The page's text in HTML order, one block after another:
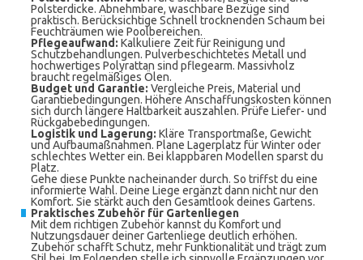
Polsterdicke. Abnehmbare, waschbare Bezüge sind
praktisch. Berücksichtige Schnell trocknenden Schaum bei
Feuchträumen wie Poolbereichen.
Pflegeaufwand: Kalkuliere Zeit für Reinigung und
Schutzbehandlungen. Pulverbeschichtetes Metall und
hochwertiges Polyrattan sind pflegearm. Massivholz
braucht regelmäßiges Ölen.
Budget und Garantie: Vergleiche Preis, Material und
Garantiebedingungen. Höhere Anschaffungskosten können
sich durch längere Haltbarkeit auszahlen. Prüfe Liefer- und
Rückgabebedingungen.
Logistik und Lagerung: Kläre Transportmaße, Gewicht
und Aufbaumaßnahmen. Plane Lagerplatz für Winter oder
schlechtes Wetter ein. Bei klappbaren Modellen sparst du
Platz.
Gehe diese Punkte nacheinander durch. So triffst du eine
informierte Wahl. Deine Liege ergänzt dann nicht nur den
Komfort. Sie stärkt auch den Gesamtlook deines Gartens.
Praktisches Zubehör für Gartenliegen
Mit dem richtigen Zubehör kannst du Komfort und
Nutzungsdauer deiner Gartenliege deutlich erhöhen.
Zubehör schafft Schutz, mehr Funktionalität und trägt zum